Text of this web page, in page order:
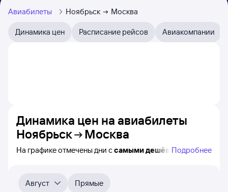
Авиабилеты Ноябрьск Москва
Динамика цен Расписание рейсов Авиакомпании
Динамика цен на авиабилеты
Ноябрьск
Москва
На графике отмечены дни ссамыми дешёвыми
пять месяцев. Выберите дату, перейдите по клику
к поиску билетов на нужный рейс и просмотру
Подробнее
Август
Прямые